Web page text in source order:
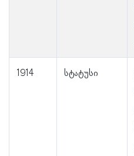
1914 სტატუსი